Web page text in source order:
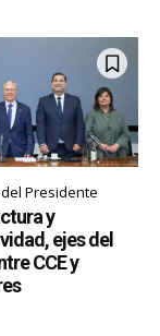
Presidente
y
ejes del
CCE y